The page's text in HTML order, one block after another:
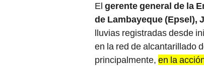
El gerente general de la
de Lambayeque (Epsel),
lluvias registradas desde
en la red de alcantarillado
principalmente, en la